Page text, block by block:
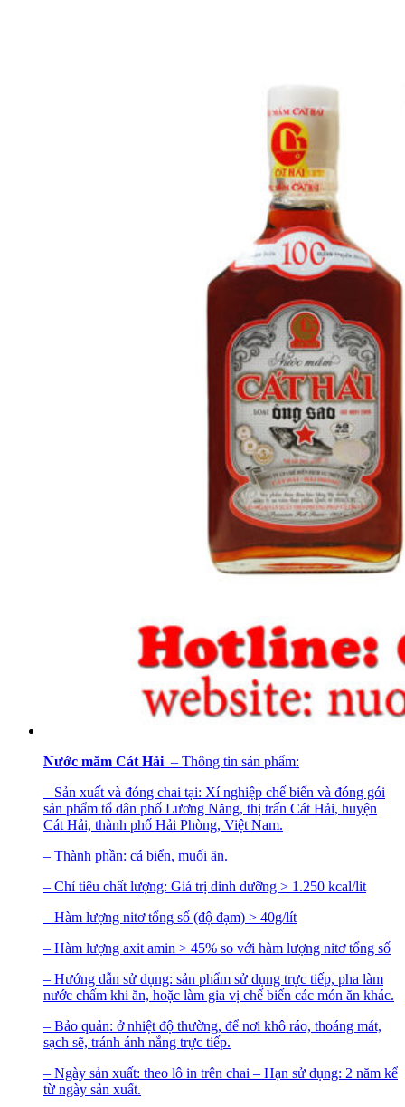
Nước mắm Cát Hải – Thông tin sản phẩm:
– Sản xuất và đóng chai tại: Xí nghiệp chế biến và đóng gói
sản phẩm tổ dân phố Lương Năng, thị trấn Cát Hải, huyện
Cát Hải, thành phố Hải Phòng, Việt Nam.
– Thành phần: cá biển, muối ăn.
– Chỉ tiêu chất lượng: Giá trị dinh dưỡng > 1.250 kcal/lit
– Hàm lượng nitơ tổng số (độ đạm) > 40g/lít
– Hàm lượng axit amin > 45% so với hàm lượng nitơ tổng số
– Hướng dẫn sử dụng: sản phẩm sử dụng trực tiếp, pha làm
nước chấm khi ăn, hoặc làm gia vị chế biến các món ăn khác.
– Bảo quản: ở nhiệt độ thường, để nơi khô ráo, thoáng mát,
sạch sẽ, tránh ánh nắng trực tiếp.
– Ngày sản xuất: theo lô in trên chai – Hạn sử dụng: 2 năm kể
từ ngày sản xuất.